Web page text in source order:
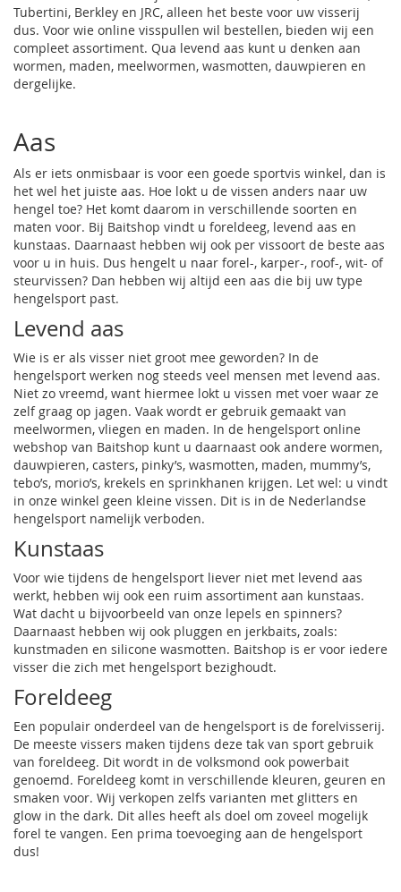
Tubertini, Berkley en JRC, alleen het beste voor uw visserij
dus. Voor wie online visspullen wil bestellen, bieden wij een
compleet assortiment. Qua levend aas kunt u denken aan
wormen, maden, meelwormen, wasmotten, dauwpieren en
dergelijke.
Aas
Als er iets onmisbaar is voor een goede sportvis winkel, dan is
het wel het juiste aas. Hoe lokt u de vissen anders naar uw
hengel toe? Het komt daarom in verschillende soorten en
maten voor. Bij Baitshop vindt u foreldeeg, levend aas en
kunstaas. Daarnaast hebben wij ook per vissoort de beste aas
voor u in huis. Dus hengelt u naar forel-, karper-, roof-, wit- of
steurvissen? Dan hebben wij altijd een aas die bij uw type
hengelsport past.
Levend aas
Wie is er als visser niet groot mee geworden? In de
hengelsport werken nog steeds veel mensen met levend aas.
Niet zo vreemd, want hiermee lokt u vissen met voer waar ze
zelf graag op jagen. Vaak wordt er gebruik gemaakt van
meelwormen, vliegen en maden. In de hengelsport online
webshop van Baitshop kunt u daarnaast ook andere wormen,
dauwpieren, casters, pinky’s, wasmotten, maden, mummy’s,
tebo’s, morio’s, krekels en sprinkhanen krijgen. Let wel: u vindt
in onze winkel geen kleine vissen. Dit is in de Nederlandse
hengelsport namelijk verboden.
Kunstaas
Voor wie tijdens de hengelsport liever niet met levend aas
werkt, hebben wij ook een ruim assortiment aan kunstaas.
Wat dacht u bijvoorbeeld van onze lepels en spinners?
Daarnaast hebben wij ook pluggen en jerkbaits, zoals:
kunstmaden en silicone wasmotten. Baitshop is er voor iedere
visser die zich met hengelsport bezighoudt.
Foreldeeg
Een populair onderdeel van de hengelsport is de forelvisserij.
De meeste vissers maken tijdens deze tak van sport gebruik
van foreldeeg. Dit wordt in de volksmond ook powerbait
genoemd. Foreldeeg komt in verschillende kleuren, geuren en
smaken voor. Wij verkopen zelfs varianten met glitters en
glow in the dark. Dit alles heeft als doel om zoveel mogelijk
forel te vangen. Een prima toevoeging aan de hengelsport
dus!